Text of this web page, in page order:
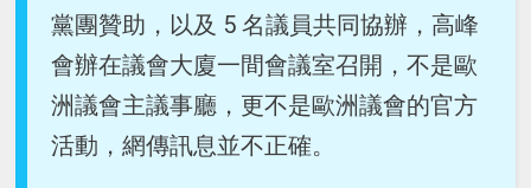
黨團贊助，以及 5 名議員共同協辦，高峰
會辦在議會大廈一間會議室召開，不是歐
洲議會主議事廳，更不是歐洲議會的官方
活動，網傳訊息並不正確。